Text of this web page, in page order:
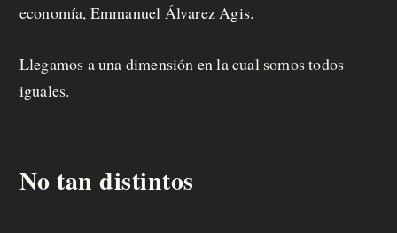
economía, Emmanuel Álvarez Agis.
Llegamos a una dimensión en la cual somos todos
iguales.
No tan distintos